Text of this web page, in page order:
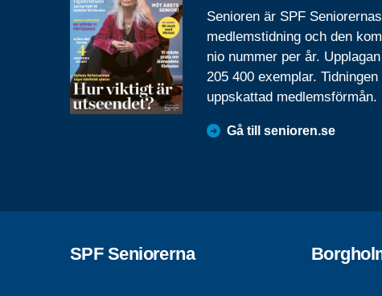
Senioren är SPF Seniorernas
medlemstidning och den
nio nummer per år.
205 400 exemplar. Tidningen
uppskattad medlemsförmån.
Gå till senioren.se
SPF Seniorerna